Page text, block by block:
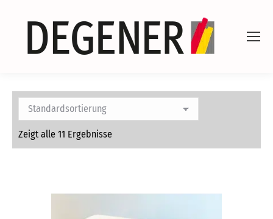
Zeigt alle 11 Ergebnisse